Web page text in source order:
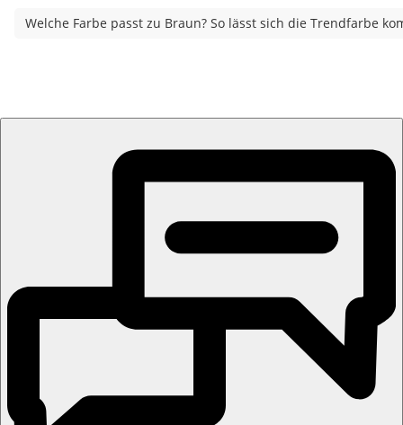
Welche Farbe passt zu Braun? So lässt sich die Trendfarbe